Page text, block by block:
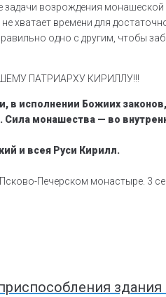
задачи возрождения
хватает времени для
одно с другим, чтобы
ПАТРИАРХУ КИРИЛЛУ!!!
в исполнении Божиих
монашества — во
и всея Руси Кирилл.
Печерском монастыре. 3